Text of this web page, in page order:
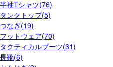
半袖Tシャツ(76)
タンクトップ(5)
つなぎ(19)
フットウェア(70)
タクティカルブーツ(31)
長靴(6)